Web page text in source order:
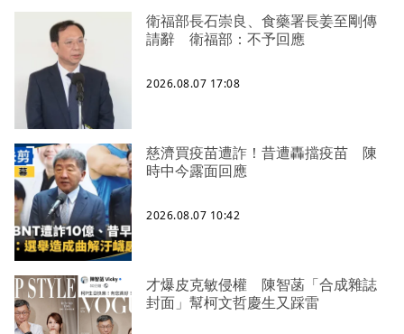
衛福部長石崇良、食藥署長姜至剛傳
請辭 衛福部：不予回應
2026.08.07 17:08
慈濟買疫苗遭詐！昔遭轟擋疫苗 陳
時中今露面回應
2026.08.07 10:42
才爆皮克敏侵權 陳智菡「合成雜誌
封面」幫柯文哲慶生又踩雷